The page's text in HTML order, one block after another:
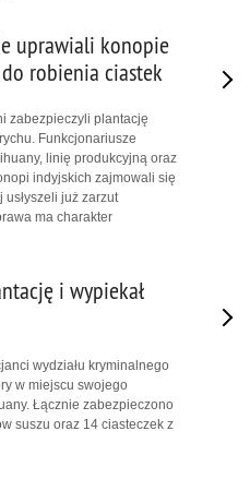
uprawiali konopie
robienia ciastek
zabezpieczyli plantację
Funkcjonariusze
linię produkcyjną oraz
indyjskich zajmowali się
usłyszeli już zarzut
ma charakter
i wypiekał
wydziału kryminalnego
w miejscu swojego
Łącznie zabezpieczono
suszu oraz 14 ciasteczek z